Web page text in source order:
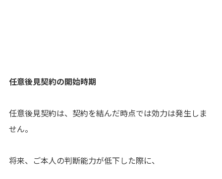
任意後見契約の開始時期
任意後見契約は、契約を結んだ時点では効力は発生しま
せん。
将来、ご本人の判断能力が低下した際に、